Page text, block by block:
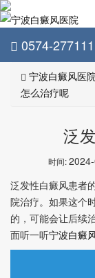
0574-
宁波白癜风医
怎么治疗呢
泛
时间:
泛发性白癜风患者
院治疗。如果这个
的，可能会让后续
面听一听宁波白癜